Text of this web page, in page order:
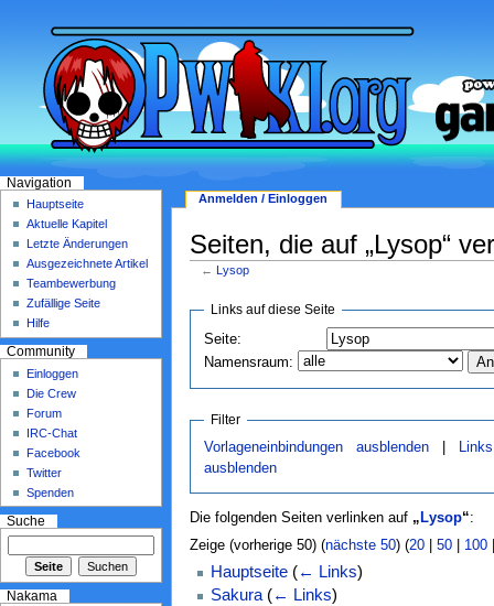
Seiten, die auf „Lysop“
← Lysop
Links auf diese Seite
Seite:
Namensraum:
Filter
Vorlageneinbindungen ausblenden
ausblenden
Die folgenden Seiten verlinken auf „ Lysop“:
Zeige (vorherige 50) (nächste 50) (20| 50| 100
Hauptseite (← Links)
Sakura (← Links)
Anmelden / Einloggen
Navigation
Hauptseite
Aktuelle Kapitel
Letzte Änderungen
Ausgezeichnete Artikel
Teambewerbung
Zufällige Seite
Hilfe
Community
Einloggen
Die Crew
Forum
IRC-Chat
Facebook
Twitter
Spenden
Suche
Nakama